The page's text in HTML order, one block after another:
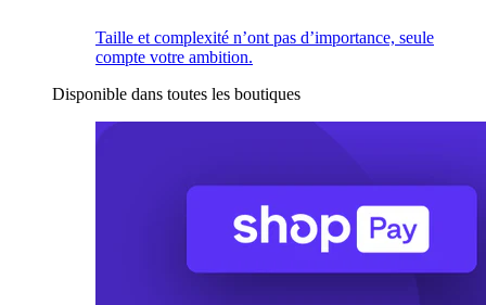
Taille et complexité n’ont pas d’importance, seule
compte votre ambition.
Disponible dans toutes les boutiques